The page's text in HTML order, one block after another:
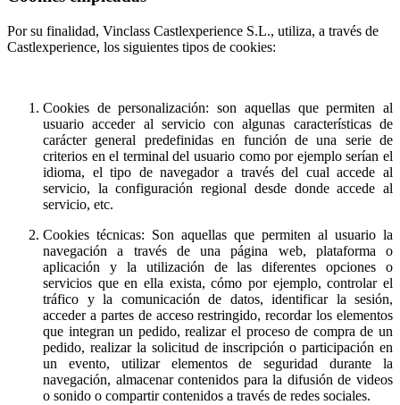
Por su finalidad, Vinclass Castlexperience S.L., utiliza, a través de
Castlexperience, los siguientes tipos de cookies:
Cookies de personalización: son aquellas que permiten al
usuario acceder al servicio con algunas características de
carácter general predefinidas en función de una serie de
criterios en el terminal del usuario como por ejemplo serían el
idioma, el tipo de navegador a través del cual accede al
servicio, la configuración regional desde donde accede al
servicio, etc.
Cookies técnicas: Son aquellas que permiten al usuario la
navegación a través de una página web, plataforma o
aplicación y la utilización de las diferentes opciones o
servicios que en ella exista, cómo por ejemplo, controlar el
tráfico y la comunicación de datos, identificar la sesión,
acceder a partes de acceso restringido, recordar los elementos
que integran un pedido, realizar el proceso de compra de un
pedido, realizar la solicitud de inscripción o participación en
un evento, utilizar elementos de seguridad durante la
navegación, almacenar contenidos para la difusión de videos
o sonido o compartir contenidos a través de redes sociales.